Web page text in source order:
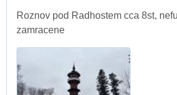
Roznov pod Radhostem cca 8st,
zamracene